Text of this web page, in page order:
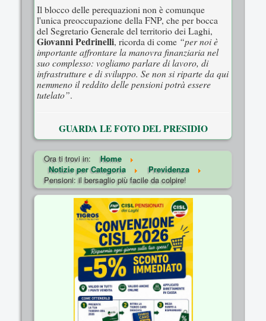
Il blocco delle perequazioni non è comunque
l'unica preoccupazione della FNP, che per bocca
del Segretario Generale del territorio dei Laghi,
Giovanni Pedrinelli, ricorda di come “per noi è
importante affrontare la manovra finanziaria nel
suo complesso: vogliamo parlare di lavoro, di
infrastrutture e di sviluppo. Se non si riparte da qui
nemmeno il reddito delle pensioni potrà essere
tutelato”.
GUARDA LE FOTO DEL PRESIDIO
Ora ti trovi in:
Home
Notizie per Categoria
Previdenza
Pensioni: il bersaglio più facile da colpire!